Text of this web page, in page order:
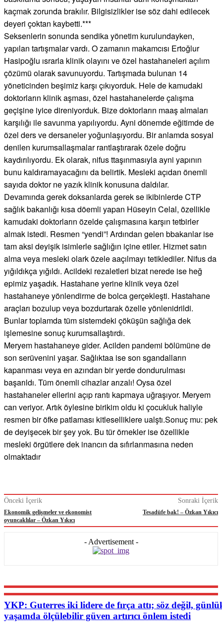
kaçmak zorunda brakılır. Bilgisizlikler ise söz dahi edilecek
deyeri çoktan kaybetti.***
Seksenlerin sonunda sendika yönetim kurulundayken,
yapılan tartışmalar vardı. O zamanın makamcısı Ertoğlur
Hasipoğlu ısrarla klinik olayını ve özel hastahaneleri açılım
çözümü olarak savunuyordu. Tartışmada bulunan 14
yöneticinden beşimiz karşı çıkıyorduk. Hele de kamudaki
doktorların klinik aşması, özel hastahanelerde çalışma
geçişine iyice direniyorduk. Bize doktorların maaş almaları
karşılığı ile savunma yapılıyordu. Ayni dönemde eğitimde de
özel ders ve dersaneler yoğunlaşıyordu. Bir anlamda sosyal
denilen kurumsallaşmalar rantlaştırarak özele doğru
kaydırılıyordu. Ek olarak, nifus ttaşınmasıyla ayni yapının
bunu kaldıramayacağını da belirtik. Mesleki açıdan önemli
sayıda doktor ne yazık klinik konusuna daldılar.
Devamında gerek doksanlarda gerek se ikibinlerde CTP
sağlık bakanlığı kısa döemli yapan Hüseyin Celal, özellikle
kamudaki doktorların özelde çalışmasına karşın tetbirler
almak istedi. Resmen “yendi”! Ardından gelen bbakanlar ise
tam aksi deyişik isimlerle sağlığın içine etiler. Hizmet satın
alma veya mesleki olark özele aaçılmayı tetiklediler. Nifus da
yığıldıkça yığıldı. Acildeki rezaletleri bizat nerede ise heğ
epimiz yaşadık. Hastahane yerine klinik veya özel
hastahaneye yönlendirme de bolca gerçekleşti. Hastahane
araçları bozulup veya bozdurtarak özelle yönlenidrildi.
Bunlar toplamda tüm sistemdeki çöküşün sağlığa dek
işlemesine sonuç kurumsallaştırdı.
Meryem hastahaneye gider. Acilden pandemi bölümüne de
son serüvenini yaşar. Sağlıktaa ise son sgandalların
kapanması veya en azından bir yerde dondurulması
başarıldı. Tüm önemli cihazlar arızalı! Oysa özel
hastahaneler ellerini açıp rantı kapmaya uğraşıyor. Meryem
can veriyor. Artık öylesine birikim oldu ki çocukluk haliyle
resmen bir öfke patlaması kitleselliklere ualştı.Sonuç mu: pek
de deyişecek bir şey yok. Bu tür örnekler ise özellikle
mesleki örgütlere dek inancın da sıfırlanmasına neden
olmaktadır
Önceki İçerik
Ekonomik gelişmeler ve ekonomist
oyuncaklılar – Özkan Yıkıcı
Sonraki İçerik
Tesadüfe bak! – Özkan Yıkıcı
- Advertisement -
YKP: Guterres iki lidere de fırça attı; söz değil,
yaşamda ölçülebilir güven artırıcı önlem istedi